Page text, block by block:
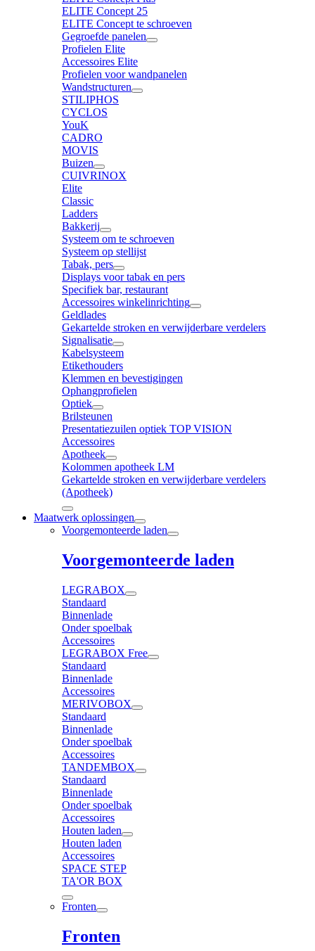
ELITE Concept 25
ELITE Concept te schroeven
Gegroefde panelen
Profielen Elite
Accessoires Elite
Profielen voor wandpanelen
Wandstructuren
STILIPHOS
CYCLOS
YouK
CADRO
MOVIS
Buizen
CUIVRINOX
Elite
Classic
Ladders
Bakkerij
Systeem om te schroeven
Systeem op stellijst
Tabak, pers
Displays voor tabak en pers
Specifiek bar, restaurant
Accessoires winkelinrichting
Geldlades
Gekartelde stroken en verwijderbare verdelers
Signalisatie
Kabelsysteem
Etikethouders
Klemmen en bevestigingen
Ophangprofielen
Optiek
Brilsteunen
Presentatiezuilen optiek TOP VISION
Accessoires
Apotheek
Kolommen apotheek LM
Gekartelde stroken en verwijderbare verdelers
(Apotheek)
Maatwerk oplossingen
Voorgemonteerde laden
Voorgemonteerde laden
LEGRABOX
Standaard
Binnenlade
Onder spoelbak
Accessoires
LEGRABOX Free
Standaard
Binnenlade
Accessoires
MERIVOBOX
Standaard
Binnenlade
Onder spoelbak
Accessoires
TANDEMBOX
Standaard
Binnenlade
Onder spoelbak
Accessoires
Houten laden
Houten laden
Accessoires
SPACE STEP
TA'OR BOX
Fronten
Fronten